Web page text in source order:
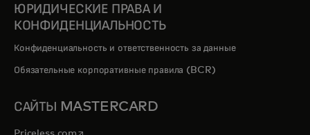
ЮРИДИЧЕСКИЕ ПРАВА И
КОНФИДЕНЦИАЛЬНОСТЬ
Конфиденциальность и ответственность за данные
Обязательные корпоративные правила (BCR)
САЙТЫ MASTERCARD
opens in a new tab